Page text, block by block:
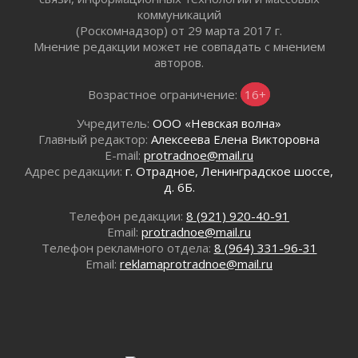
Без заявлений и очередей
01 августа 2026
Не женское это дело...уверены?
01 августа 2026
01 августа 2026
Айда на пляж!
Один в поле — не воин
Пик топливного кризиса в регионе прошёл
31 июля 2026
О мужестве, долге и стойкости
коммуникаций
(Роскомнадзор) от 29 марта 2017 г.
Мнение редакции может не совпадать с мнением
авторов.
Возрастное ограничение: 16+
Учредитель: ООО «Невская волна»
Главный редактор: Алексеева Елена Викторовна
E-mail: protradnoe@mail.ru
Адрес редакции: г. Отрадное, Ленинградское шоссе,
д. 6Б.
Телефон редакции: 8 (921) 920-40-91
Email: protradnoe@mail.ru
Телефон рекламного отдела: 8 (964) 331-96-31
Email: reklamaprotradnoe@mail.ru